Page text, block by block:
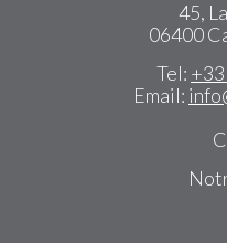
45,
06400
Tel:
Email: